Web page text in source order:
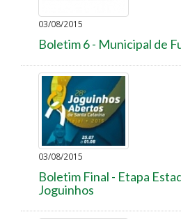
03/08/2015
Boletim 6 - Municipal de
03/08/2015
Boletim Final - Etapa
Joguinhos